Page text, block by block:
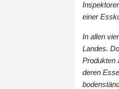
einer
In allen
Landes.
Produkten
deren